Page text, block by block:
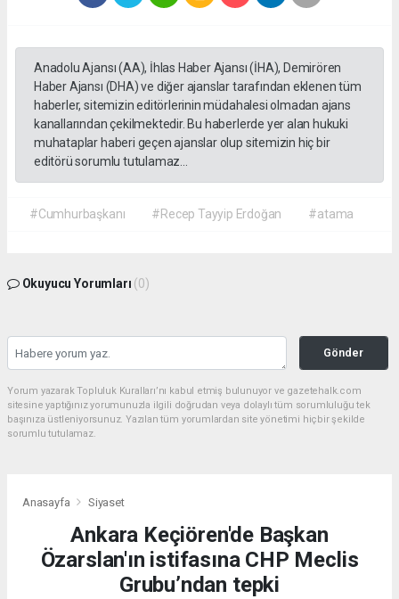
Anadolu Ajansı (AA), İhlas Haber Ajansı (İHA), Demirören
Haber Ajansı (DHA) ve diğer ajanslar tarafından eklenen tüm
haberler, sitemizin editörlerinin müdahalesi olmadan ajans
kanallarından çekilmektedir. Bu haberlerde yer alan hukuki
muhataplar haberi geçen ajanslar olup sitemizin hiç bir
editörü sorumlu tutulamaz...
#Cumhurbaşkanı #Recep Tayyip Erdoğan #atama
Okuyucu Yorumları (0)
Gönder
Yorum yazarak Topluluk Kuralları’nı kabul etmiş bulunuyor ve gazetehalk.com
sitesine yaptığınız yorumunuzla ilgili doğrudan veya dolaylı tüm sorumluluğu tek
başınıza üstleniyorsunuz. Yazılan tüm yorumlardan site yönetimi hiçbir şekilde
sorumlu tutulamaz.
Anasayfa Siyaset
Ankara Keçiören'de Başkan
Özarslan'ın istifasına CHP Meclis
Grubu’ndan tepki